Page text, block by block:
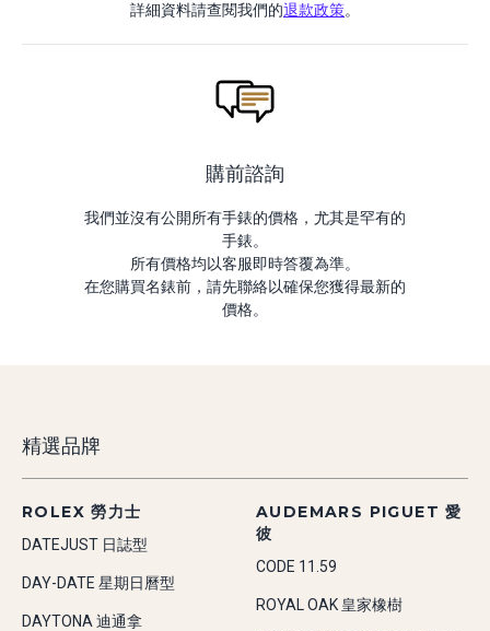
詳細資料請查閱我們的退款政策。
購前諮詢
我們並沒有公開所有手錶的價格，尤其是罕有的
手錶。
所有價格均以客服即時答覆為準。
在您購買名錶前，請先聯絡以確保您獲得最新的
價格。
精選品牌
ROLEX 勞力士
DATEJUST 日誌型
DAY-DATE 星期日曆型
DAYTONA 迪通拿
AUDEMARS PIGUET 愛
彼
CODE 11.59
ROYAL OAK 皇家橡樹